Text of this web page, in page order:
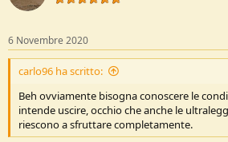
6 Novembre 2020
carlo96 ha scritto:
Beh ovviamente bisogna conoscere le
intende uscire, occhio che anche le
riescono a sfruttare completamente.